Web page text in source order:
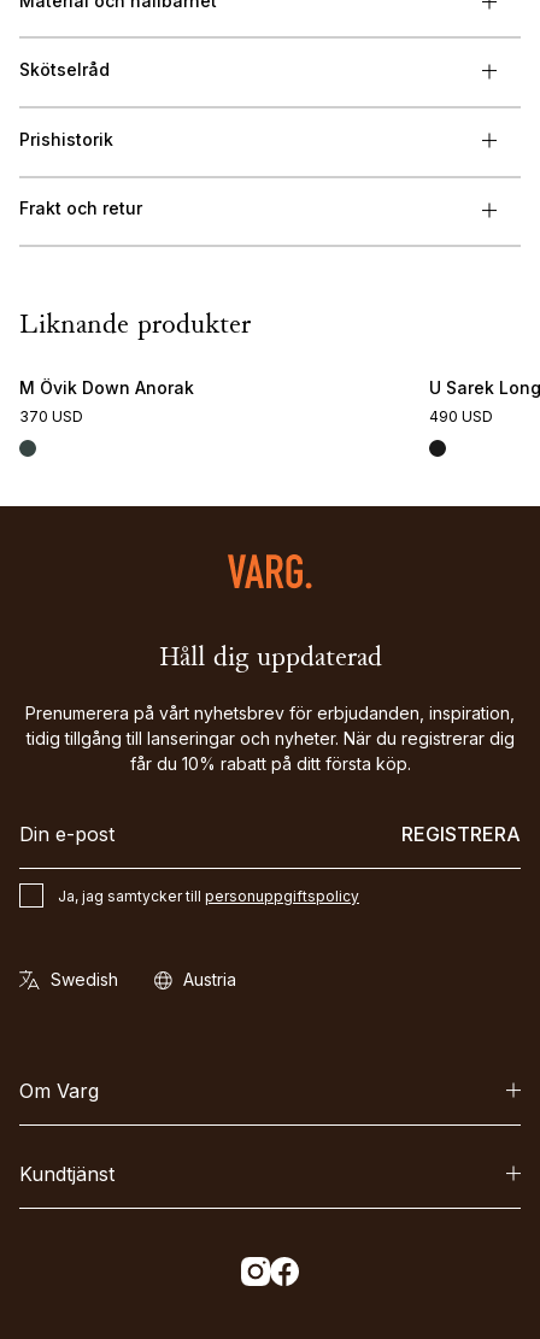
Skötselråd
Prishistorik
Frakt och retur
Liknande produkter
M Övik Down Anorak
370 USD
U Sarek
490 USD
Håll dig uppdaterad
Prenumerera på vårt nyhetsbrev för erbjudanden, inspiration,
tidig tillgång till lanseringar och nyheter. När du registrerar dig
får du 10% rabatt på ditt första köp.
REGISTRERA
Ja, jag samtycker till personuppgiftspolicy
Om Varg
Kundtjänst